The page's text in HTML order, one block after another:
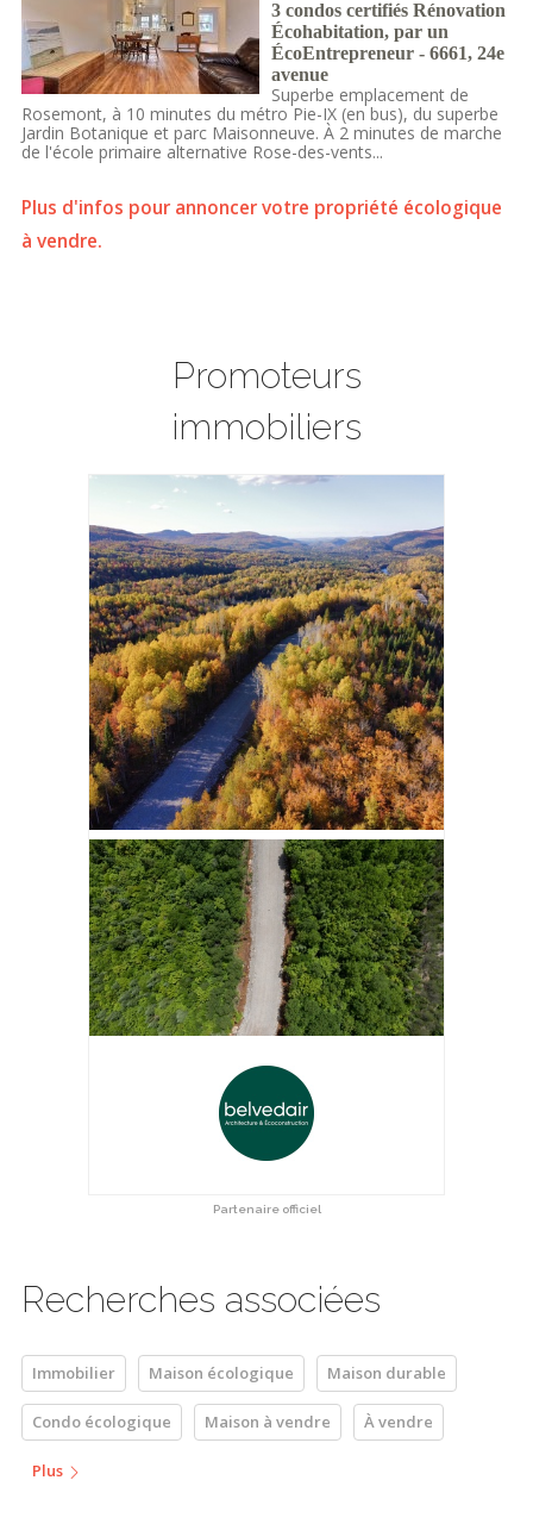
3 condos certifiés Rénovation
Écohabitation, par un
ÉcoEntrepreneur - 6661, 24e
avenue
Superbe emplacement de
Rosemont, à 10 minutes du métro Pie-IX (en bus), du superbe
Jardin Botanique et parc Maisonneuve. À 2 minutes de marche
de l'école primaire alternative Rose-des-vents...
Plus d'infos pour annoncer votre propriété écologique
à vendre.
Promoteurs
immobiliers
Partenaire officiel
Recherches associées
Immobilier Maison écologique Maison durable
Condo écologique Maison à vendre À vendre
Plus